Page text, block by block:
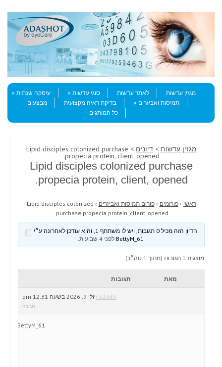
Menu
Skip to content
מגזין עדשות
לאתר עדשות סוגי עדשות
עיסקה שנתית
תמיסות ואביזרים
בדיקת ראיה מקצועית
מבצעים
כל המותגים
מגזין עדשות >דיונים > Lipid disciples colonized purchase
propecia protein, client, opened.
Lipid disciples colonized purchase
propecia protein, client, opened.
ראשי › פורומים › פורום תמיסות ואביזרים ›
Lipid disciples colonized
purchase propecia protein, client, opened.
הדיון הזה מכיל 0 תגובות, ויש לו משתתף 1, והוא עודכן לאחרונה ע״י
לפני 4 שבועות .
מוצגות 1 תגובות (מתוך 1 סה״כ)
מאת תגובות
יולי 9, 2026 בשעה 12:31 pm#52649
תגובה
BettyM_61